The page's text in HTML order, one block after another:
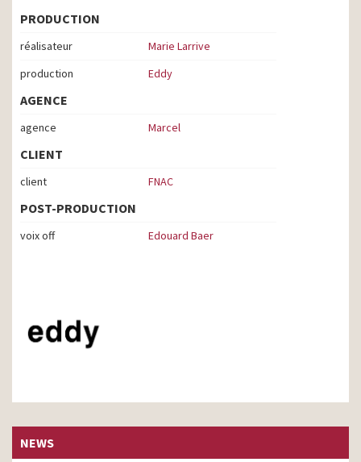
PRODUCTION
réalisateur
Marie Larrive
production
Eddy
AGENCE
agence Marcel
CLIENT
client FNAC
POST-PRODUCTION
voix off Edouard Baer
NEWS